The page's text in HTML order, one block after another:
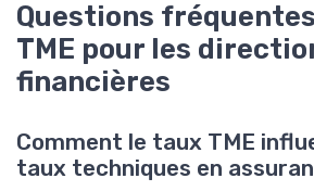
Questions
TME pour les
financières
Comment le taux TME
taux techniques en